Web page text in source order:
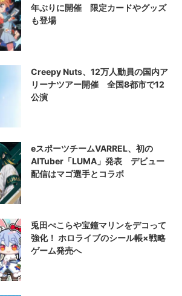
年ぶりに開催 限定カードやグッズ
も登場
Creepy Nuts、12万人動員の国内ア
リーナツアー開催 全国8都市で12
公演
eスポーツチームVARREL、初の
AITuber「LUMA」発表 デビュー
配信はマゴ選手とコラボ
兎田ぺこらや宝鐘マリンをデコって
強化！ ホロライブのシール帳×戦略
ゲーム発売へ